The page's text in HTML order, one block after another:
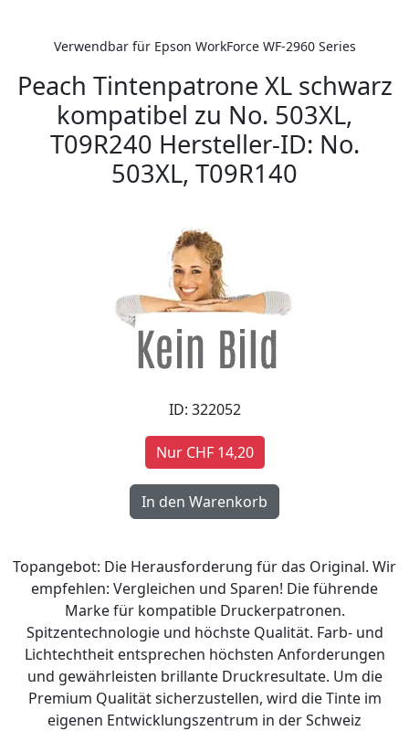
Verwendbar für Epson WorkForce WF-2960 Series
Peach Tintenpatrone XL schwarz
kompatibel zu No. 503XL,
T09R240 Hersteller-ID: No.
503XL, T09R140
ID: 322052
Nur CHF 14,20
Topangebot: Die Herausforderung für das Original. Wir
empfehlen: Vergleichen und Sparen! Die führende
Marke für kompatible Druckerpatronen.
Spitzentechnologie und höchste Qualität. Farb- und
Lichtechtheit entsprechen höchsten Anforderungen
und gewährleisten brillante Druckresultate. Um die
Premium Qualität sicherzustellen, wird die Tinte im
eigenen Entwicklungszentrum in der Schweiz